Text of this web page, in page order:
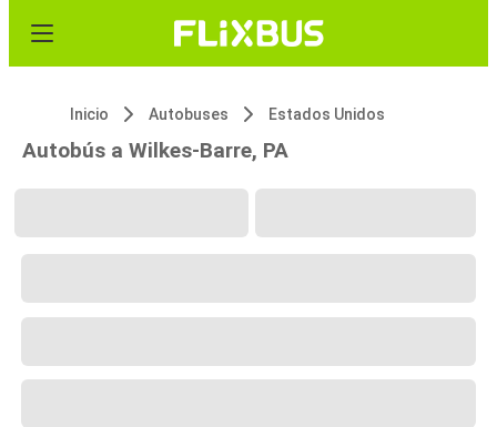
Inicio Autobuses Estados Unidos
Autobús a Wilkes-Barre, PA